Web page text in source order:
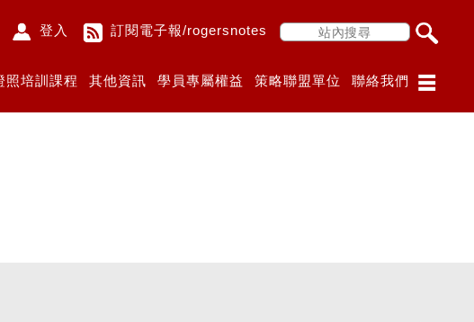
聯絡我們
策略聯盟單位
學員專屬權益
其他資訊
照培訓課程
訂閱電子報/rogersnotes
登入